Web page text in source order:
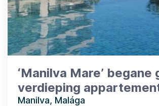
‘Manilva Mare’ begane
verdieping
Manilva, Malága